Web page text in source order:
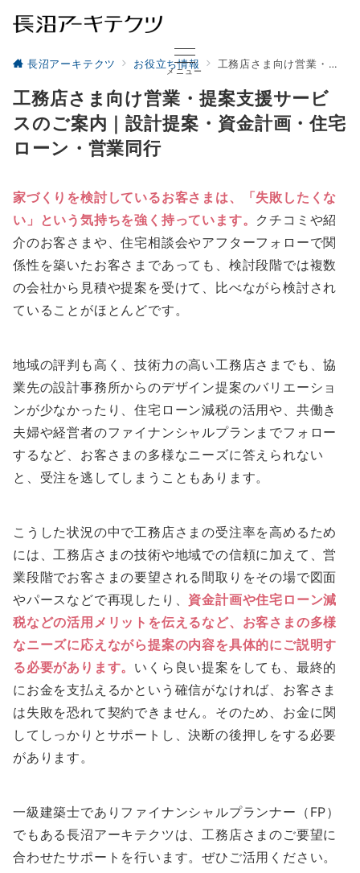
メニュー
長沼アーキテクツ お役立ち情報 工務店さま向け営業・提案支援サービスのご案内｜設計提案・資金計画・住宅ローン・営業同行
工務店さま向け営業・提案支援サービ
スのご案内｜設計提案・資金計画・住宅
ローン・営業同行
家づくりを検討しているお客さまは、「失敗したくな
い」という気持ちを強く持っています。 クチコミや紹
介のお客さまや、住宅相談会やアフターフォローで関
係性を築いたお客さまであっても、検討段階では複数
の会社から見積や提案を受けて、比べながら検討され
ていることがほとんどです。
地域の評判も高く、技術力の高い工務店さまでも、協
業先の設計事務所からのデザイン提案のバリエーショ
ンが少なかったり、住宅ローン減税の活用や、共働き
夫婦や経営者のファイナンシャルプランまでフォロー
するなど、お客さまの多様なニーズに答えられない
と、受注を逃してしまうこともあります。
こうした状況の中で工務店さまの受注率を高めるため
には、工務店さまの技術や地域での信頼に加えて、営
業段階でお客さまの要望される間取りをその場で図面
やパースなどで再現したり、 資金計画や住宅ローン減
税などの活用メリットを伝えるなど、お客さまの多様
なニーズに応えながら提案の内容を具体的にご説明す
る必要があります。 いくら良い提案をしても、最終的
にお金を支払えるかという確信がなければ、お客さま
は失敗を恐れて契約できません。そのため、お金に関
してしっかりとサポートし、決断の後押しをする必要
があります。
一級建築士でありファイナンシャルプランナー（FP）
でもある長沼アーキテクツは、工務店さまのご要望に
合わせたサポートを行います。ぜひご活用ください。